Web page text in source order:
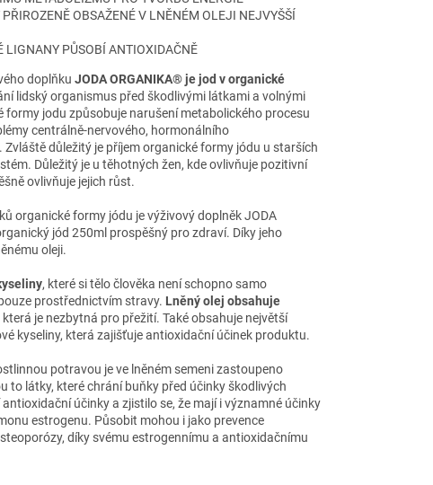
OBSAŽENÉ V LNĚNÉM OLEJI NEJVYŠŠÍ
LIGNANY PŮSOBÍ ANTIOXIDAČNĚ
doplňku JODA ORGANIKA® je jod v organické
lidský organismus před škodlivými látkami a volnými
formy jodu způsobuje narušení metabolického procesu
centrálně-nervového, hormonálního
důležitý je příjem organické formy jódu u starších
Důležitý je u těhotných žen, kde ovlivňuje pozitivní
ovlivňuje jejich růst.
organické formy jódu je výživový doplněk JODA
jód 250ml prospěšný pro zdraví. Díky jeho
oleji.
, které si tělo člověka není schopno samo
prostřednictvím stravy. Lněný olej obsahuje
která je nezbytná pro přežití. Také obsahuje největší
kyseliny, která zajišťuje antioxidační účinek produktu.
potravou je ve lněném semeni zastoupeno
to látky, které chrání buňky před účinky škodlivých
účinky a zjistilo se, že mají i významné účinky
estrogenu. Působit mohou i jako prevence
díky svému estrogennímu a antioxidačnímu